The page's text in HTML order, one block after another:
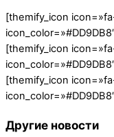
[themify_icon
[themify_icon
[themify_icon
Другие новости